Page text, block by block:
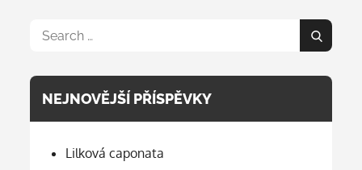
Search
Search
NEJNOVĚJŠÍ PŘÍSPĚVKY
Lilková caponata